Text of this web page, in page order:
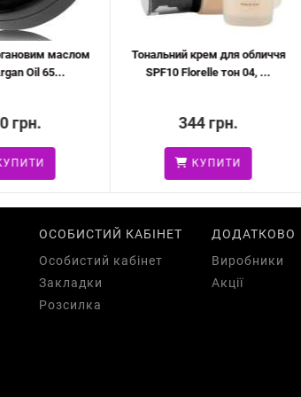
маслом
Oil 65...
грн.
Тональний крем для обличчя
SPF10 Florelle тон 04, ...
344 грн.
КУПИТИ
ОСОБИСТИЙ КАБІНЕТ
Особистий кабінет
Закладки
Розсилка
ДОДАТКОВО
Виробники
Акції